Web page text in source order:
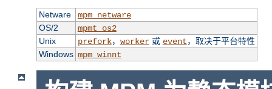
Netware
mpm_netware
OS/2
mpmt_os2
Unix
prefork， worker或 event，取决于平台特性
Windows mpm_winnt